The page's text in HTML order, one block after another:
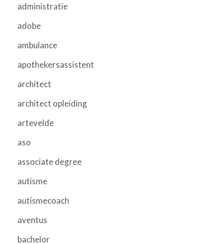
administratie
adobe
ambulance
apothekersassistent
architect
architect opleiding
artevelde
aso
associate degree
autisme
autismecoach
aventus
bachelor